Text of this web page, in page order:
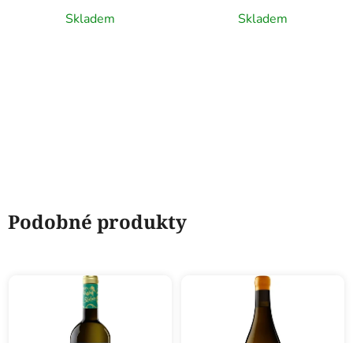
D.O.C. Rioja, červené
víno, 0,75l
Skladem
0,75l
Skladem
Podobné produkty